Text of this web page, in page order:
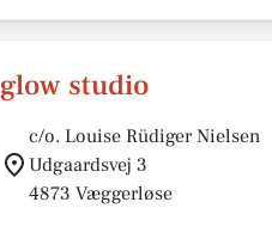
glow studio
c/o. Louise Rüdiger Nielsen
Udgaardsvej 3
4873 Væggerløse